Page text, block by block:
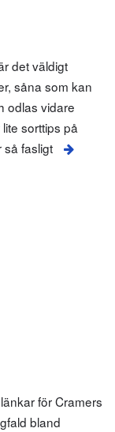
det väldigt
såna som kan
odlas vidare
sorttips på
så fasligt
för Cramers
bland